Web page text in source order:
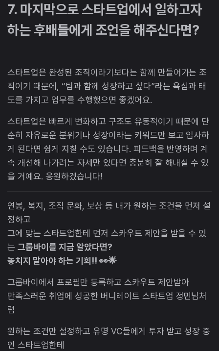
7. 마지막으로 스타트업에서 일하고자
하는 후배들에게 조언을 해주신다면?
스타트업은 완성된 조직이라기보다는 함께 만들어가는 조
직이기 때문에, “팀과 함께 성장하고 싶다”라는 욕심과 태
도를 가지고 업무를 수행했으면 좋겠어요.
스타트업은 빠르게 변화하고 구조도 유동적이기 때문에 단
순히 자유로운 분위기나 성장이라는 키워드만 보고 입사하
게 된다면 쉽게 지칠 수도 있습니다. 피드백을 반영하며 계
속 개선해 나가려는 자세만 있다면 충분히 잘 해내실 수 있
을 거예요. 응원하겠습니다!
연봉, 복지, 조직 문화, 보상 등 내가 원하는 조건을 먼저 설
정하고
그에 맞는 스타트업한테 먼저 스카우트 제안을 받을 수 있
는 그룹바이를 지금 알았다면?
놓치지 말아야 하는 기회!! 👀🌟
그룹바이에서 프로필만 등록하고 스카우트 제안받아
만족스러운 취업에 성공한 버니레이트 스타트업 정민님처
럼
원하는 조건만 설정하고 유명 VC들에게 투자 받고 성장 중
인 스타트업한테